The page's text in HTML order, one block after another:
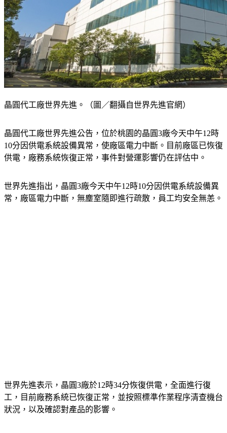
晶圓代工廠世界先進。（圖／翻攝自世界先進官網）
晶圓代工廠世界先進公告，位於桃園的晶圓3廠今天中午12時
10分因供電系統設備異常，使廠區電力中斷。目前廠區已恢復
供電，廠務系統恢復正常，事件對營運影響仍在評估中。
世界先進指出，晶圓3廠今天中午12時10分因供電系統設備異
常，廠區電力中斷，無塵室隨即進行疏散，員工均安全無恙。
世界先進表示，晶圓3廠於12時34分恢復供電，全面進行復
工，目前廠務系統已恢復正常，並按照標準作業程序清查機台
狀況，以及確認對產品的影響。